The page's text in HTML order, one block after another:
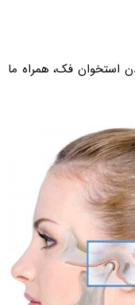
استخوان فک، همراه ما